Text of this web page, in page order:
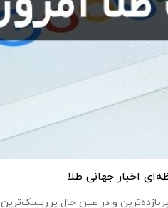
اخبار جهانی طلا
و در عین حال پرریسک‌ترین